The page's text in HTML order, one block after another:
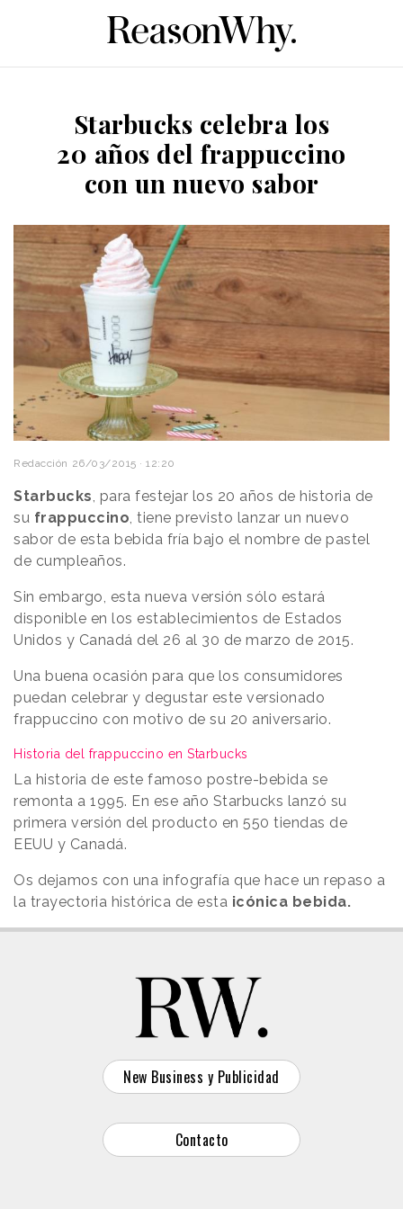
Starbucks celebra los
20 años del frappuccino
con un nuevo sabor
Redacción 26/03/2015 · 12:20
Starbucks, para festejar los 20 años de historia de
su frappuccino, tiene previsto lanzar un nuevo
sabor de esta bebida fría bajo el nombre de pastel
de cumpleaños.
Sin embargo, esta nueva versión sólo estará
disponible en los establecimientos de Estados
Unidos y Canadá del 26 al 30 de marzo de 2015.
Una buena ocasión para que los consumidores
puedan celebrar y degustar este versionado
frappuccino con motivo de su 20 aniversario.
Historia del frappuccino en Starbucks
La historia de este famoso postre-bebida se
remonta a 1995. En ese año Starbucks lanzó su
primera versión del producto en 550 tiendas de
EEUU y Canadá.
Os dejamos con una infografía que hace un repaso a
la trayectoria histórica de esta icónica bebida.
New Business y Publicidad
Contacto